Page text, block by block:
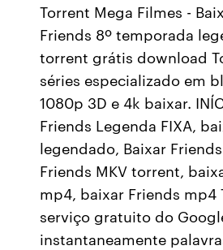
Torrent Mega Filmes -
Friends 8º temporada
torrent grátis download
séries especializado em
1080p 3D e 4k baixar.
Friends Legenda FIXA,
legendado, Baixar
Friends MKV torrent,
mp4, baixar Friends mp4
serviço gratuito do
instantaneamente